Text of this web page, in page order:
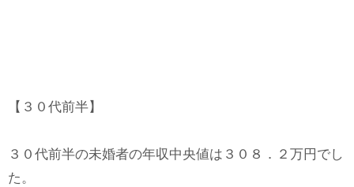
【３０代前半】
３０代前半の未婚者の年収中央値は３０８．２万円でし
た。